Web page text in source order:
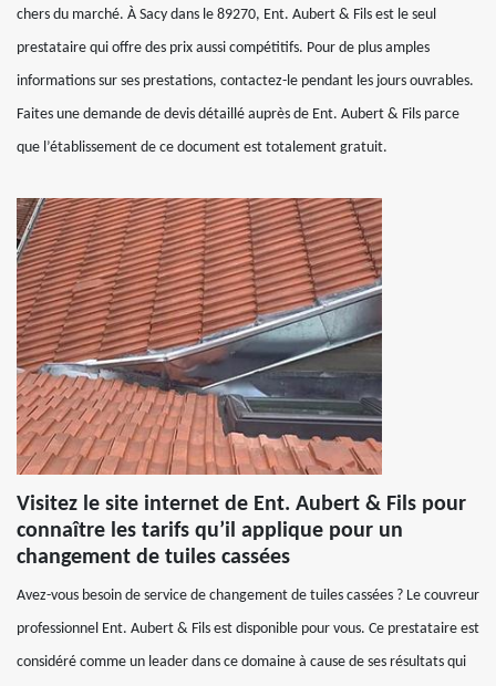
chers du marché. À Sacy dans le 89270, Ent. Aubert & Fils est le seul
prestataire qui offre des prix aussi compétitifs. Pour de plus amples
informations sur ses prestations, contactez-le pendant les jours ouvrables.
Faites une demande de devis détaillé auprès de Ent. Aubert & Fils parce
que l’établissement de ce document est totalement gratuit.
Visitez le site internet de Ent. Aubert & Fils pour
connaître les tarifs qu’il applique pour un
changement de tuiles cassées
Avez-vous besoin de service de changement de tuiles cassées ? Le couvreur
professionnel Ent. Aubert & Fils est disponible pour vous. Ce prestataire est
considéré comme un leader dans ce domaine à cause de ses résultats qui